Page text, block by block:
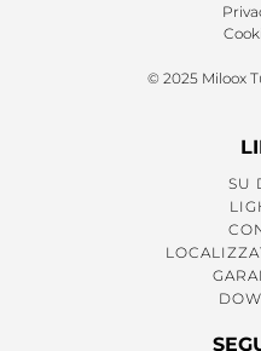
© 2025 Miloox
SU